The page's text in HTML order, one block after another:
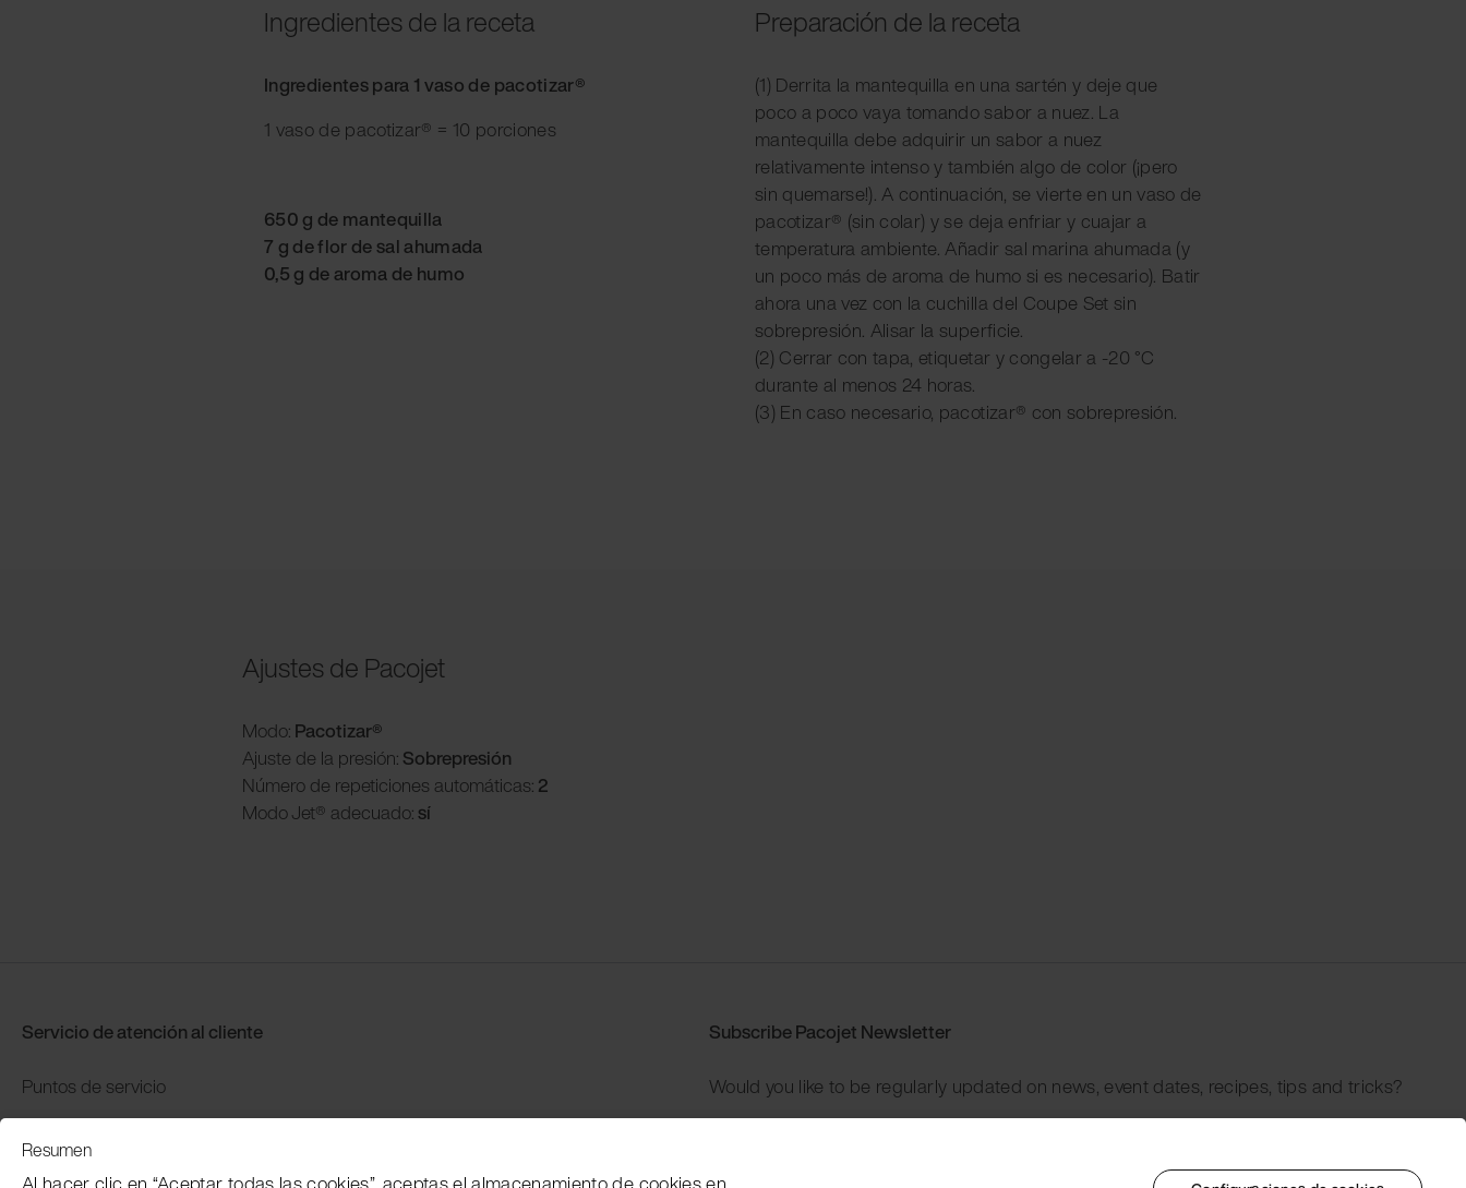
Ingredientes de la receta
Ingredientes para 1 vaso de pacotizar®
1 vaso de pacotizar® = 10 porciones
650 g de mantequilla
7 g de flor de sal ahumada
0,5 g de aroma de humo
Preparación de la receta
(1) Derrita la mantequilla en una sartén y deje que
poco a poco vaya tomando sabor a nuez. La
mantequilla debe adquirir un sabor a nuez
relativamente intenso y también algo de color (¡pero
sin quemarse!). A continuación, se vierte en un vaso de
pacotizar® (sin colar) y se deja enfriar y cuajar a
temperatura ambiente. Añadir sal marina ahumada (y
un poco más de aroma de humo si es necesario). Batir
ahora una vez con la cuchilla del Coupe Set sin
sobrepresión. Alisar la superficie.
(2) Cerrar con tapa, etiquetar y congelar a -20 °C
durante al menos 24 horas.
(3) En caso necesario, pacotizar® con sobrepresión.
Ajustes de Pacojet
Modo: Pacotizar®
Ajuste de la presión: Sobrepresión
Número de repeticiones automáticas: 2
ModoJet® adecuado:sí
Servicio de atención al cliente
Puntos de servicio
Distributors
Garantía y devolución
Subscribe Pacojet Newsletter
Would you like to be regularly updated on news, event dates, recipes, tips and tricks?
Resumen